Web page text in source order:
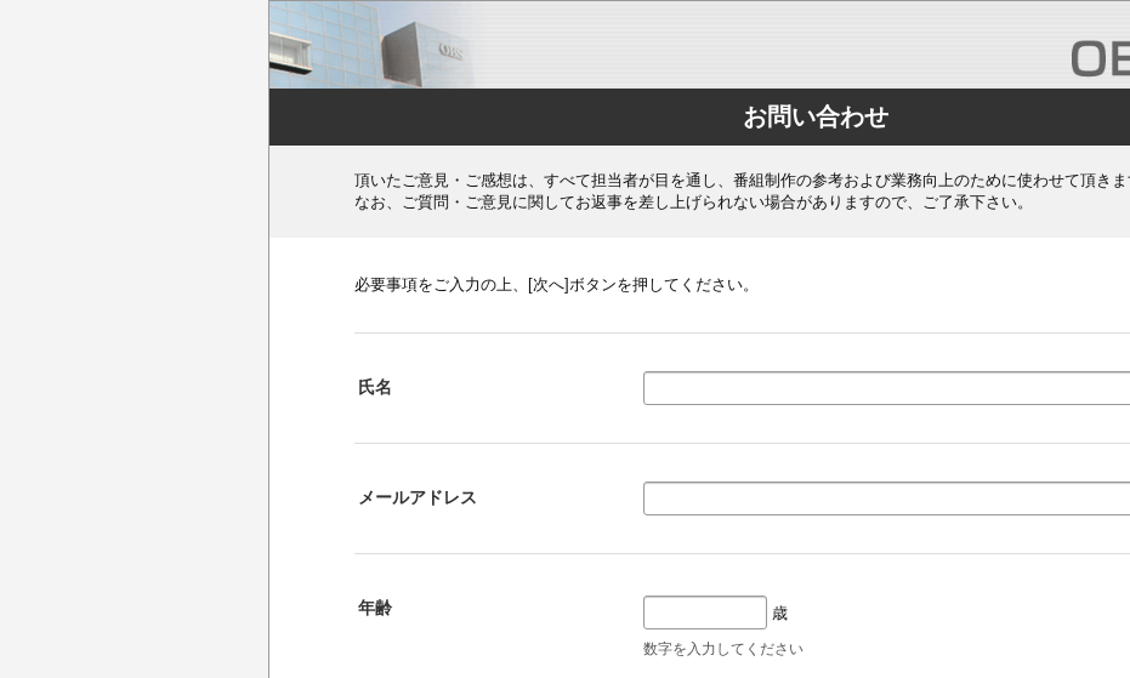
お問い合わせ
頂いたご意見・ご感想は、すべて担当者が目を通し、番組制作の参考および業務向上のために使わせて頂きま
なお、ご質問・ご意見に関してお返事を差し上げられない場合がありますので、ご了承下さい。
必要事項をご入力の上、[次へ]ボタンを押してください。
氏名
メールアドレス
年齢 歳
数字を入力してください